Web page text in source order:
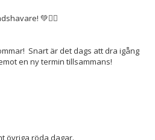
💚🤸‍♀️
Snart är det dags att dra igång
en ny termin tillsammans!
övriga röda dagar.